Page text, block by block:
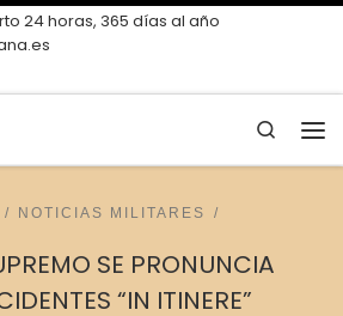
24 horas, 365 días al año
Search
NOTICIAS MILITARES
SE PRONUNCIA
“IN ITINERE”